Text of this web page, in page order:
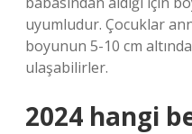
uyumludur. Çocuklar
boyunun 5-10 cm
ulaşabilirler.
2024 hangi